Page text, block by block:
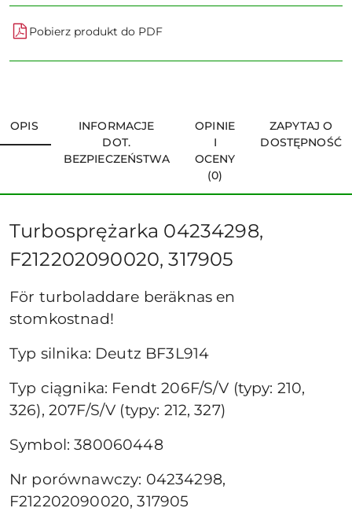
Pobierz produkt do PDF
OPIS
INFORMACJE
DOT.
BEZPIECZEŃSTWA
OPINIE
I
OCENY
(0)
ZAPYTAJ O
DOSTĘPNOŚĆ
Turbosprężarka 04234298,
F212202090020, 317905
För turboladdare beräknas en
stomkostnad!
Typ silnika: Deutz BF3L914
Typ ciągnika: Fendt 206F/S/V (typy: 210,
326), 207F/S/V (typy: 212, 327)
Symbol: 380060448
Nr porównawczy: 04234298,
F212202090020, 317905